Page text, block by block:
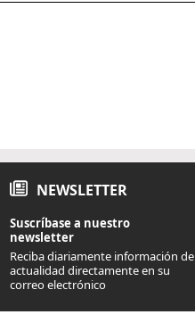
NEWSLETTER
Suscríbase a nuestro
newsletter
Reciba diariamente información de
actualidad directamente en su
correo electrónico